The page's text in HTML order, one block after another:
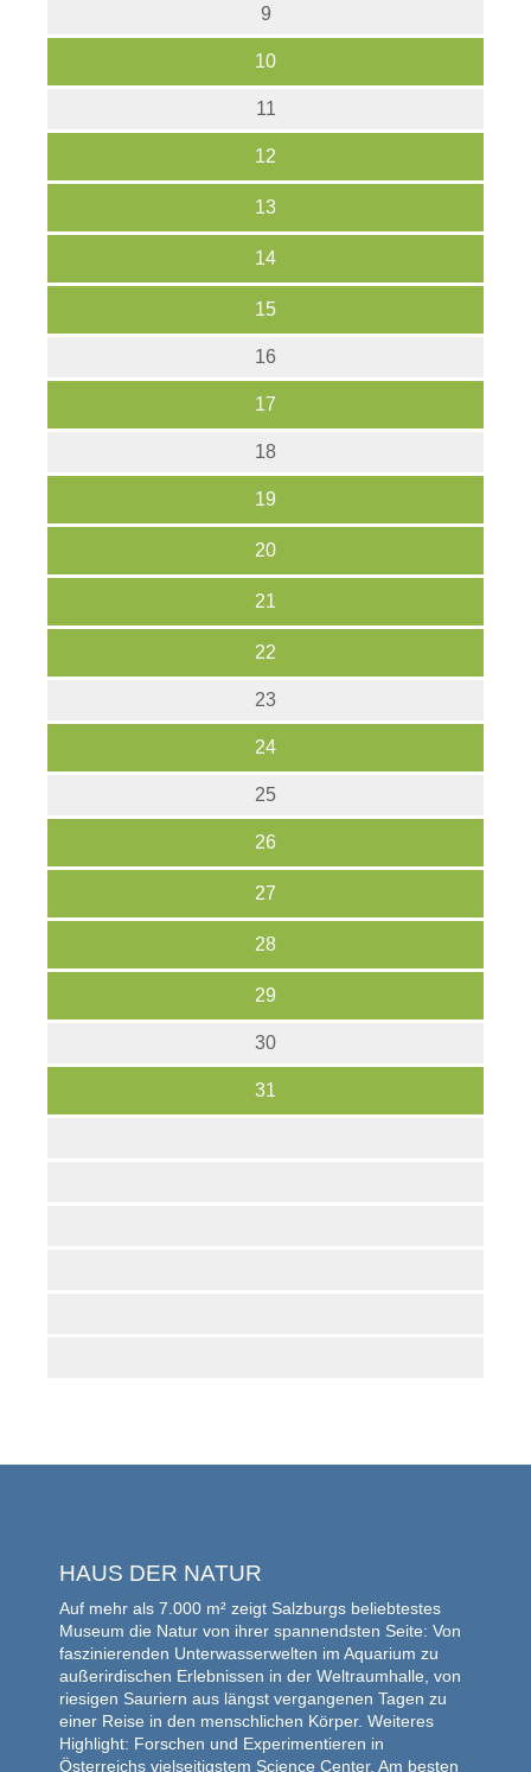
9
10
11
12
13
14
15
16
17
18
19
20
21
22
23
24
25
26
27
28
29
30
31
HAUS DER NATUR
Auf mehr als 7.000 m² zeigt Salzburgs beliebtestes
Museum die Natur von ihrer spannendsten Seite: Von
faszinierenden Unterwasserwelten im Aquarium zu
außerirdischen Erlebnissen in der Weltraumhalle, von
riesigen Sauriern aus längst vergangenen Tagen zu
einer Reise in den menschlichen Körper. Weiteres
Highlight: Forschen und Experimentieren in
Österreichs vielseitigstem Science Center. Am besten